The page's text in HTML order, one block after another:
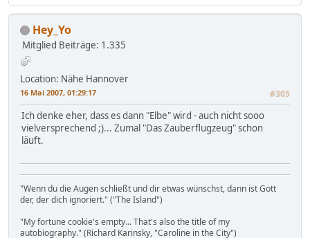
Hey_Yo
Mitglied Beiträge: 1.335
Location: Nähe Hannover
16 Mai 2007, 01:29:17 #305
Ich denke eher, dass es dann "Elbe" wird - auch nicht sooo
vielversprechend ;)... Zumal "Das Zauberflugzeug" schon
läuft.
"Wenn du die Augen schließt und dir etwas wünschst, dann ist Gott
der, der dich ignoriert." ("The Island")
"My fortune cookie's empty... That's also the title of my
autobiography." (Richard Karinsky, "Caroline in the City")